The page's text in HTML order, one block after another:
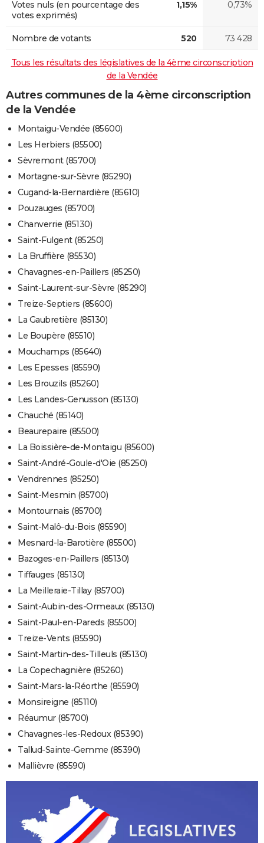
Votes nuls (en pourcentage des
votes exprimés)
1,15% 0,73%
Nombre de votants 520 73 428
Tous les résultats des législatives de la 4ème circonscription
de la Vendée
Autres communes de la 4ème circonscription
de la Vendée
Montaigu-Vendée (85600)
Les Herbiers (85500)
Sèvremont (85700)
Mortagne-sur-Sèvre (85290)
Cugand-la-Bernardière (85610)
Pouzauges (85700)
Chanverrie (85130)
Saint-Fulgent (85250)
La Bruffière (85530)
Chavagnes-en-Paillers (85250)
Saint-Laurent-sur-Sèvre (85290)
Treize-Septiers (85600)
La Gaubretière (85130)
Le Boupère (85510)
Mouchamps (85640)
Les Epesses (85590)
Les Brouzils (85260)
Les Landes-Genusson (85130)
Chauché (85140)
Beaurepaire (85500)
La Boissière-de-Montaigu (85600)
Saint-André-Goule-d'Oie (85250)
Vendrennes (85250)
Saint-Mesmin (85700)
Montournais (85700)
Saint-Malô-du-Bois (85590)
Mesnard-la-Barotière (85500)
Bazoges-en-Paillers (85130)
Tiffauges (85130)
La Meilleraie-Tillay (85700)
Saint-Aubin-des-Ormeaux (85130)
Saint-Paul-en-Pareds (85500)
Treize-Vents (85590)
Saint-Martin-des-Tilleuls (85130)
La Copechagnière (85260)
Saint-Mars-la-Réorthe (85590)
Monsireigne (85110)
Réaumur (85700)
Chavagnes-les-Redoux (85390)
Tallud-Sainte-Gemme (85390)
Mallièvre (85590)